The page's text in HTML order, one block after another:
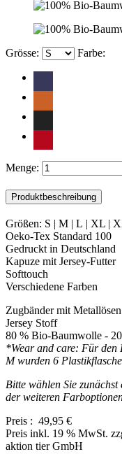
Grösse: Farbe:
Menge:
Produktbeschreibung
Größen: S | M | L | XL |
Oeko-Tex Standard 100
Gedruckt in Deutschland
Kapuze mit Jersey-Futter
Softtouch
Verschiedene Farben
Zugbänder mit
Jersey Stoff
80 % Bio-Baumwolle -
*Wear and care: Für den
M wurden 6
Bitte wählen Sie
der weiteren
Preis : 49,95 €
Preis inkl. 19 % MwSt.
aktion tier GmbH